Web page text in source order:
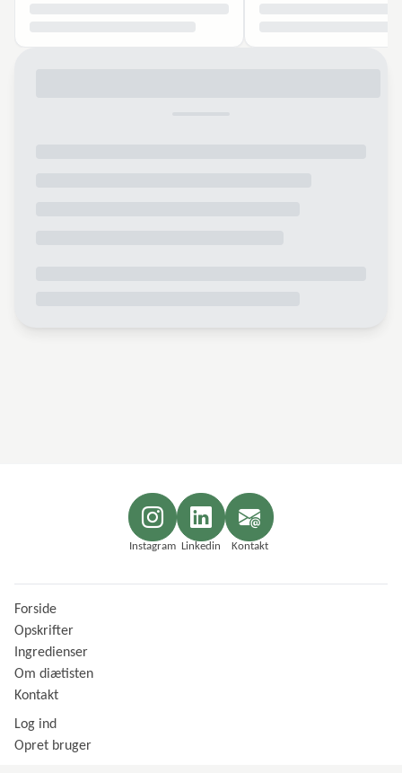
Instagram Linkedin Kontakt
Forside
Opskrifter
Ingredienser
Om diætisten
Kontakt
Log ind
Opret bruger